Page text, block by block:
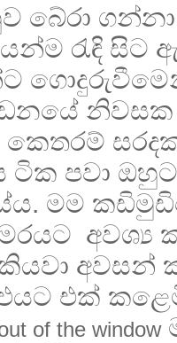
‍බේරා
රැඳි සිට
ටික පවා
මම
අවශ්‍ය
කියවා
එක්
of the window